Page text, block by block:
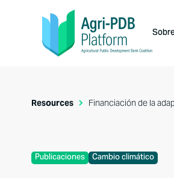
Resources Financiación de la
Publicaciones Cambio climático